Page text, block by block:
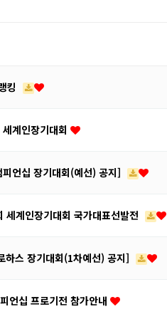
킹
계인장기대회
언십 장기대회(예선) 공지]
세계인장기대회 국가대표선발전
하스 장기대회(1차예선) 공지]
언십 프로기전 참가안내